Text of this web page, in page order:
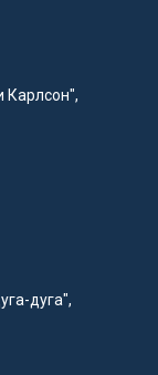
Карлсон",
дуга",